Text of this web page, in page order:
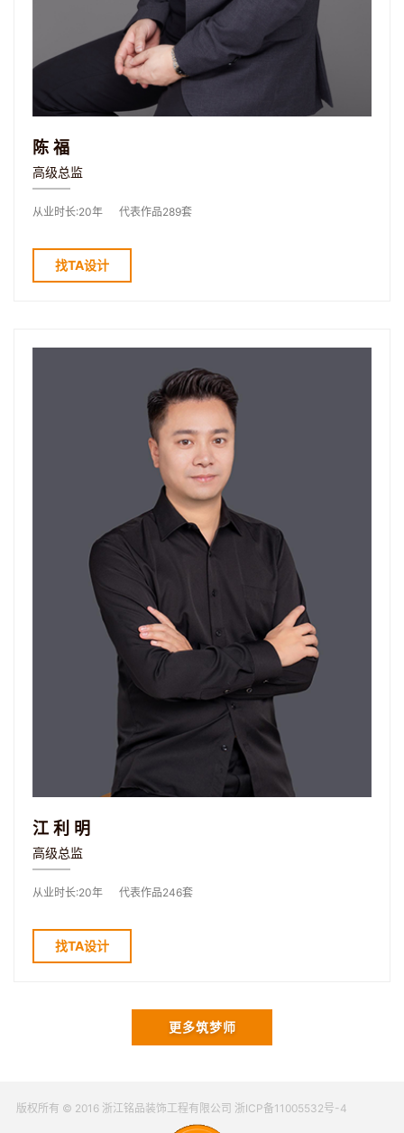
陈福
高级总监
从业时长:20年 代表作品289套
找TA设计
江利明
高级总监
从业时长:20年 代表作品246套
找TA设计
更多筑梦师
版权所有 © 2016 浙江铭品装饰工程有限公司 浙ICP备11005532号-4